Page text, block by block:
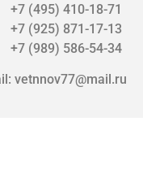
410-18-71
871-17-13
(989) 586-54-34
vetnnov77@mail.ru